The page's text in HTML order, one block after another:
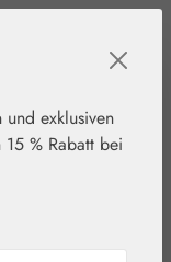
und exklusiven
% Rabatt bei